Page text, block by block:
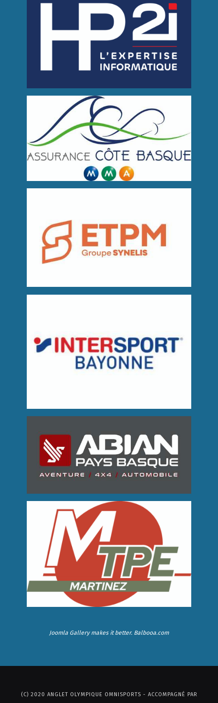
Joomla Gallerymakes it better. Balbooa.com
(C) 2020 ANGLET OLYMPIQUE OMNISPORTS - ACCOMPAGNÉ PAR